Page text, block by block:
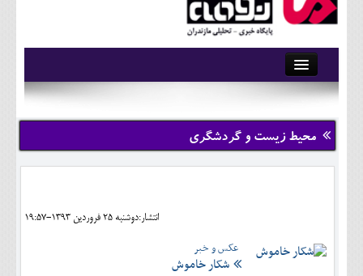
آرشیو
تماس با ما
وبلاگ
کلینیک
محیط زیست و گردشگری
انتشار:دوشنبه 25 فروردين 1393-19:57
عکس و خبر
شکار خاموش